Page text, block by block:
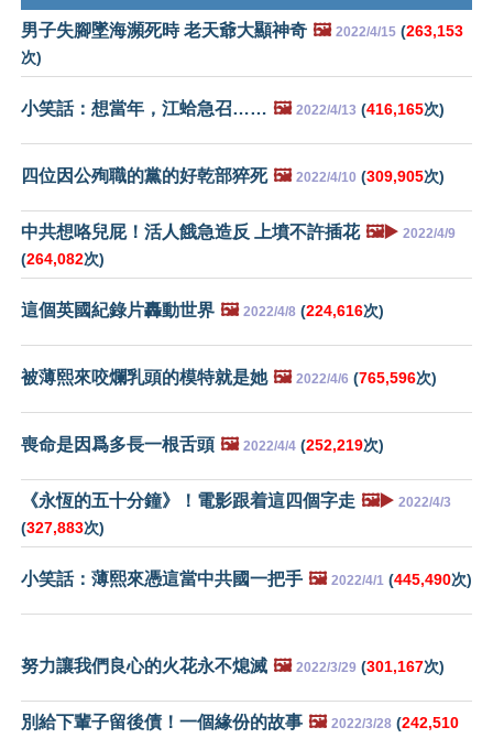
男子失腳墜海瀕死時 老天爺大顯神奇 🖼️ 2022/4/15 (263,153
次)
小笑話：想當年，江蛤急召…… 🖼️ 2022/4/13 (416,165次)
四位因公殉職的黨的好乾部猝死 🖼️ 2022/4/10 (309,905次)
中共想咯兒屁！活人餓急造反 上墳不許插花 🖼️▶️ 2022/4/9
(264,082次)
這個英國紀錄片轟動世界 🖼️ 2022/4/8 (224,616次)
被薄熙來咬爛乳頭的模特就是她 🖼️ 2022/4/6 (765,596次)
喪命是因爲多長一根舌頭 🖼️ 2022/4/4 (252,219次)
《永恆的五十分鐘》！電影跟着這四個字走 🖼️▶️ 2022/4/3
(327,883次)
小笑話：薄熙來憑這當中共國一把手 🖼️ 2022/4/1 (445,490次)
努力讓我們良心的火花永不熄滅 🖼️ 2022/3/29 (301,167次)
別給下輩子留後債！一個緣份的故事 🖼️ 2022/3/28 (242,510